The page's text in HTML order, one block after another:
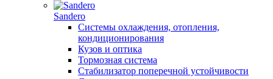
Sandero
Системы охлаждения, отопления,
кондиционирования
Кузов и оптика
Тормозная система
Стабилизатор поперечной устойчивости